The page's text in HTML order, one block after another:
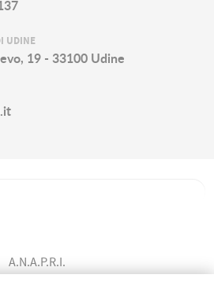
UDINE
19 - 33100 Udine
A.N.A.P.R.I.